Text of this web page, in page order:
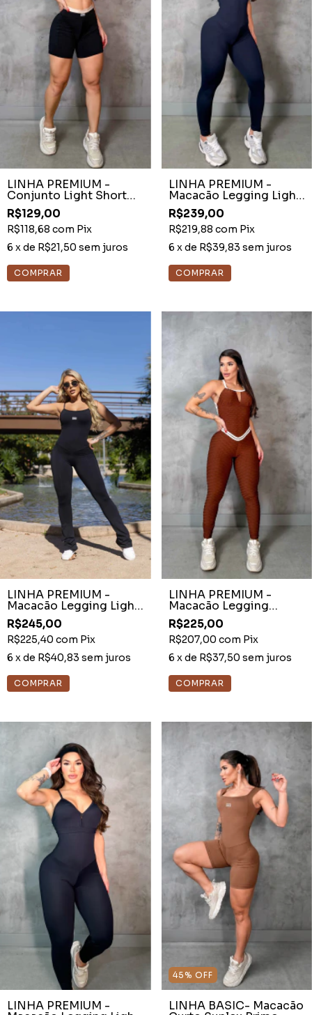
LINHA PREMIUM -
Conjunto Light Short
Preto com Off
R$129,00
R$118,68 com Pix
6 x de R$21,50 sem juros
LINHA PREMIUM -
Macacão Legging Light
Princesa Preto
R$239,00
R$219,88 com Pix
6 x de R$39,83 sem juros
LINHA PREMIUM -
Macacão Legging Light
Preto Flare
R$245,00
R$225,40 com Pix
6 x de R$40,83 sem juros
LINHA PREMIUM -
Macacão Legging
Brocado Couro Decote
Fixo
R$225,00
R$207,00 com Pix
6 x de R$37,50 sem juros
LINHA PREMIUM -
45% OFF
LINHA BASIC- Macacão